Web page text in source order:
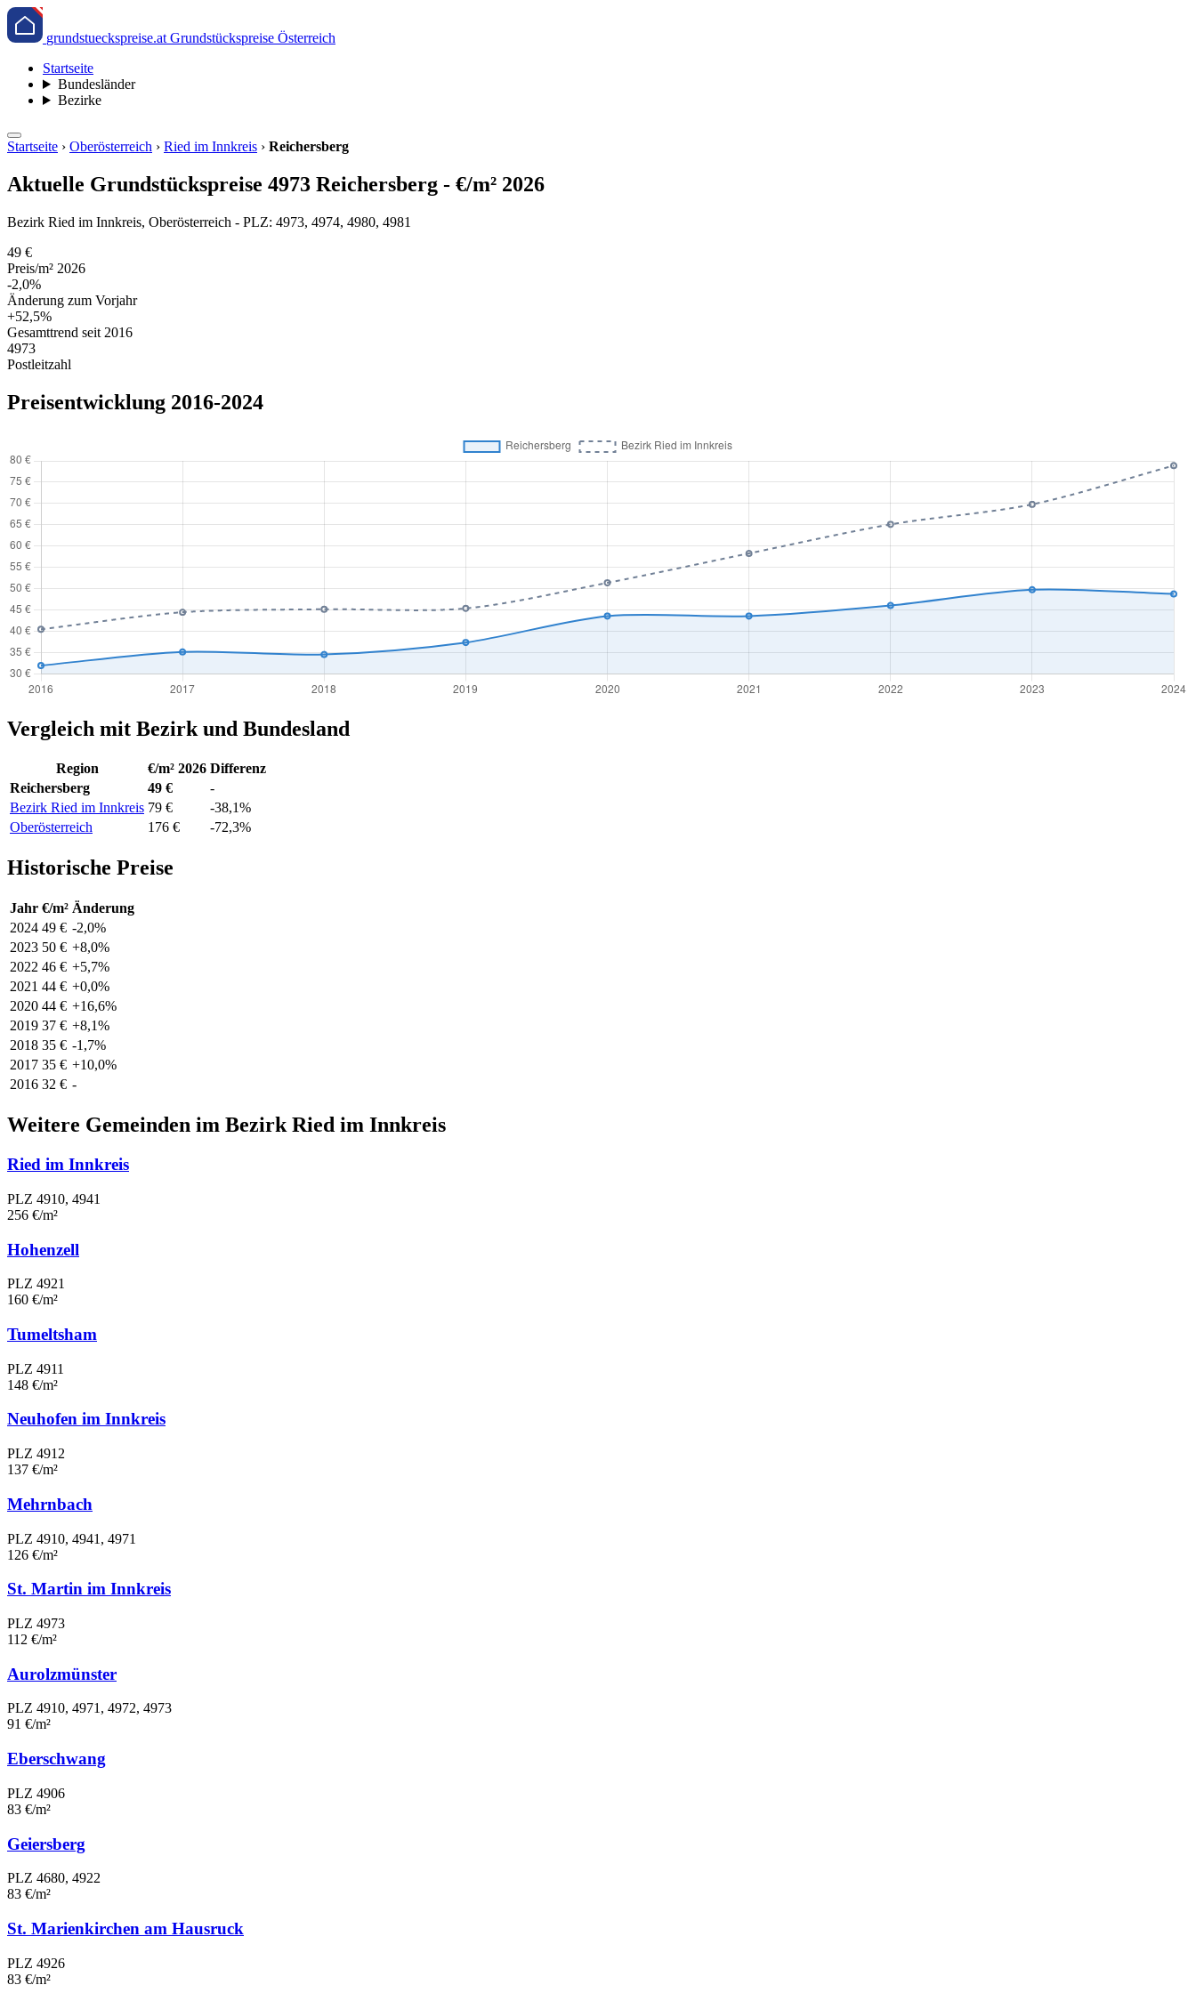
grundstueckspreise.at Grundstückspreise Österreich
Startseite
Bundesländer
Bezirke
Startseite › Oberösterreich › Ried im Innkreis › Reichersberg
Aktuelle Grundstückspreise 4973 Reichersberg - €/m² 2026
Bezirk Ried im Innkreis, Oberösterreich - PLZ: 4973, 4974, 4980, 4981
49 €
Preis/m² 2026
-2,0%
Änderung zum Vorjahr
+52,5%
Gesamttrend seit 2016
4973
Postleitzahl
Preisentwicklung 2016-2024
Vergleich mit Bezirk und Bundesland
Region €/m² 2026 Differenz
Reichersberg
49 €
-
Bezirk Ried im Innkreis 79 €
-38,1%
Oberösterreich
176 € -72,3%
Historische Preise
Jahr €/m² Änderung
2024 49 € -2,0%
2023 50 € +8,0%
2022 46 € +5,7%
2021 44 € +0,0%
2020 44 € +16,6%
2019 37 € +8,1%
2018 35 € -1,7%
2017 35 € +10,0%
2016 32 € -
Weitere Gemeinden im Bezirk Ried im Innkreis
Ried im Innkreis
PLZ 4910, 4941
256 €/m²
Hohenzell
PLZ 4921
160 €/m²
Tumeltsham
PLZ 4911
148 €/m²
Neuhofen im Innkreis
PLZ 4912
137 €/m²
Mehrnbach
PLZ 4910, 4941, 4971
126 €/m²
St. Martin im Innkreis
PLZ 4973
112 €/m²
Aurolzmünster
PLZ 4910, 4971, 4972, 4973
91 €/m²
Eberschwang
PLZ 4906
83 €/m²
Geiersberg
PLZ 4680, 4922
83 €/m²
St. Marienkirchen am Hausruck
PLZ 4926
83 €/m²